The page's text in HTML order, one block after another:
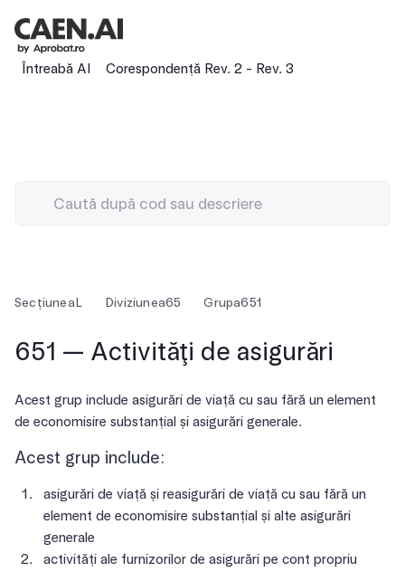
Întreabă AI Corespondență Rev. 2 - Rev. 3
SecțiuneaL Diviziunea65 Grupa651
651 — Activităţi de asigurări
Acest grup include asigurări de viață cu sau fără un element
de economisire substanțial și asigurări generale.
Acest grup include:
asigurări de viață și reasigurări de viață cu sau fără un
element de economisire substanțial și alte asigurări
generale
activități ale furnizorilor de asigurări pe cont propriu